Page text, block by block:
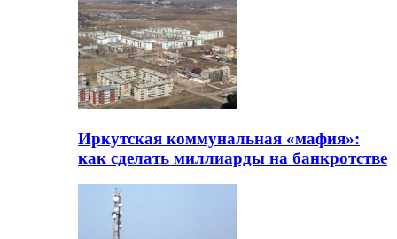
Иркутская коммунальная «мафия»:
как сделать миллиарды на банкротстве